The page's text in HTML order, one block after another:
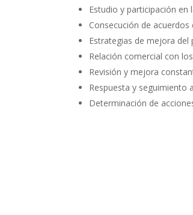
Estudio y participación en
Consecución de
Estrategias de mejora del
Relación comercial con
Revisión y mejora
Respuesta y seguimiento
Determinación de